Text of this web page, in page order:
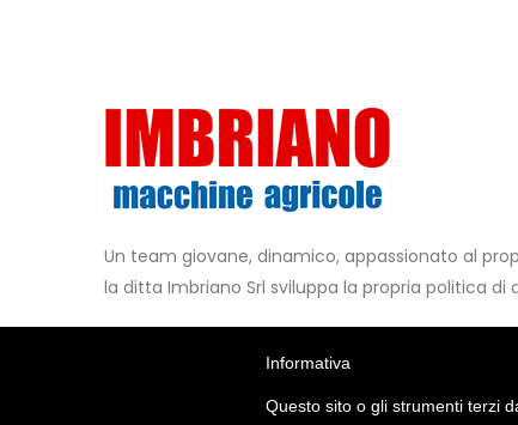
Un team giovane, dinamico, appassionato al
la ditta Imbriano Srl sviluppa la propria politica di
+39 0825.449147
Informativa
Questo sito o gli strumenti terzi